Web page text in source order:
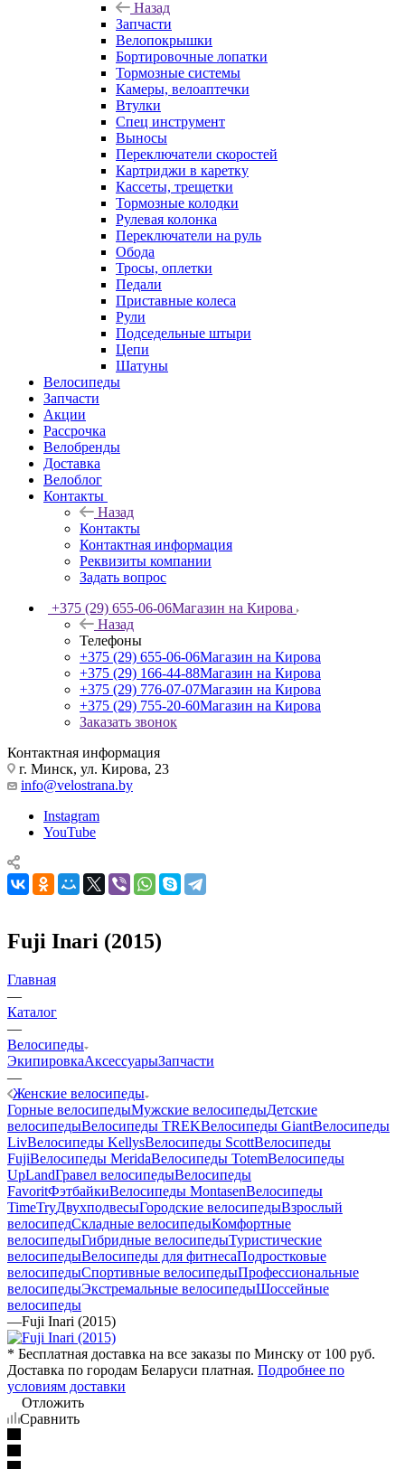
Назад
Запчасти
Велопокрышки
Бортировочные лопатки
Тормозные системы
Камеры, велоаптечки
Втулки
Спец инструмент
Выносы
Переключатели скоростей
Картриджи в каретку
Кассеты, трещетки
Тормозные колодки
Рулевая колонка
Переключатели на руль
Обода
Тросы, оплетки
Педали
Приставные колеса
Рули
Подседельные штыри
Цепи
Шатуны
Велосипеды
Запчасти
Акции
Рассрочка
Велобренды
Доставка
Велоблог
Контакты
Назад
Контакты
Контактная информация
Реквизиты компании
Задать вопрос
+375 (29) 655-06-06Магазин на Кирова
Назад
Телефоны
+375 (29) 655-06-06Магазин на Кирова
+375 (29) 166-44-88Магазин на Кирова
+375 (29) 776-07-07Магазин на Кирова
+375 (29) 755-20-60Магазин на Кирова
Заказать звонок
Контактная информация
г. Минск, ул. Кирова, 23
info@velostrana.by
Instagram
YouTube
Fuji Inari (2015)
Главная
—
Каталог
—
Велосипеды
ЭкипировкаАксессуарыЗапчасти
—
Женские велосипеды
Горные велосипедыМужские велосипедыДетские
велосипедыВелосипеды TREKВелосипеды GiantВелосипеды
LivВелосипеды KellysВелосипеды ScottВелосипеды
FujiВелосипеды MeridaВелосипеды TotemВелосипеды
UpLandГравел велосипедыВелосипеды
FavoritФэтбайкиВелосипеды MontasenВелосипеды
TimeTryДвухподвесыГородские велосипедыВзрослый
велосипедСкладные велосипедыКомфортные
велосипедыГибридные велосипедыТуристические
велосипедыВелосипеды для фитнесаПодростковые
велосипедыСпортивные велосипедыПрофессиональные
велосипедыЭкстремальные велосипедыШоссейные
велосипеды
—Fuji Inari (2015)
* Бесплатная доставка на все заказы по Минску от 100 руб.
Доставка по городам Беларуси платная. Подробнее по
условиям доставки
Отложить
Сравнить